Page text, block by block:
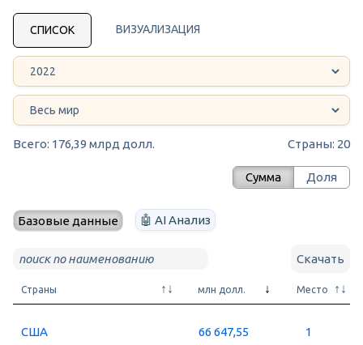
СПИСОК ВИЗУАЛИЗАЦИЯ
Всего: 176,39 млрд долл. Страны: 20
Сумма Доля
Базовые данные 🤖 AI Анализ
Скачать
Страны млн долл. Место
США 66 647,55 1